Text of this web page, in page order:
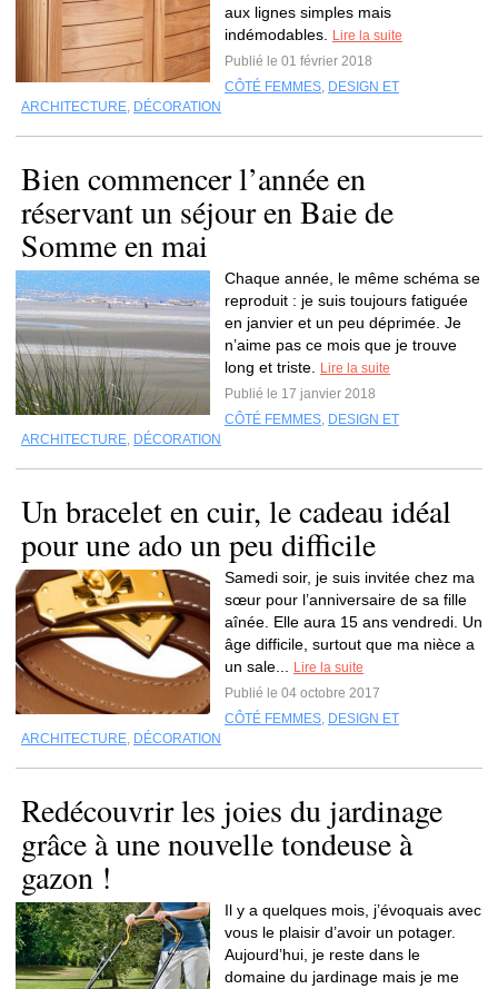
aux lignes simples mais
indémodables.
Lire la suite
Publié le 01 février 2018
CÔTÉ FEMMES, DESIGN ET
ARCHITECTURE, DÉCORATION
Bien commencer l’année en
réservant un séjour en Baie de
Somme en mai
Chaque année, le même schéma se
reproduit : je suis toujours fatiguée
en janvier et un peu déprimée. Je
n’aime pas ce mois que je trouve
long et triste.
Lire la suite
Publié le 17 janvier 2018
CÔTÉ FEMMES, DESIGN ET
ARCHITECTURE, DÉCORATION
Un bracelet en cuir, le cadeau idéal
pour une ado un peu difficile
Samedi soir, je suis invitée chez ma
sœur pour l’anniversaire de sa fille
aînée. Elle aura 15 ans vendredi. Un
âge difficile, surtout que ma nièce a
un sale...
Lire la suite
Publié le 04 octobre 2017
CÔTÉ FEMMES, DESIGN ET
ARCHITECTURE, DÉCORATION
Redécouvrir les joies du jardinage
grâce à une nouvelle tondeuse à
gazon !
Il y a quelques mois, j’évoquais avec
vous le plaisir d’avoir un potager.
Aujourd’hui, je reste dans le
domaine du jardinage mais je me